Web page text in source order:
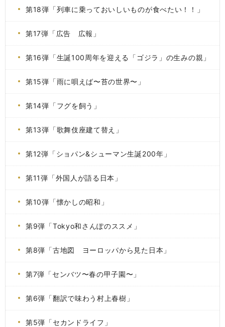
第18弾「列車に乗っておいしいものが食べたい！！」
第17弾「広告 広報」
第16弾「生誕100周年を迎える「ゴジラ」の生みの親」
第15弾「雨に唄えば〜苔の世界〜」
第14弾「フグを飼う」
第13弾「歌舞伎座建て替え」
第12弾「ショパン&シューマン生誕200年」
第11弾「外国人が語る日本」
第10弾「懐かしの昭和」
第9弾「Tokyo和さんぽのススメ」
第8弾「古地図 ヨーロッパから見た日本」
第7弾「センバツ〜春の甲子園〜」
第6弾「翻訳で味わう村上春樹」
第5弾「セカンドライフ」